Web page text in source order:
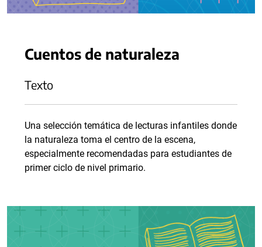
Cuentos de naturaleza
Texto
Una selección temática de lecturas infantiles donde
la naturaleza toma el centro de la escena,
especialmente recomendadas para estudiantes de
primer ciclo de nivel primario.